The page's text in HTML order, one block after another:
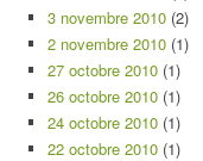
3 novembre 2010 (2)
2 novembre 2010 (1)
27 octobre 2010 (1)
26 octobre 2010 (1)
24 octobre 2010 (1)
22 octobre 2010 (1)